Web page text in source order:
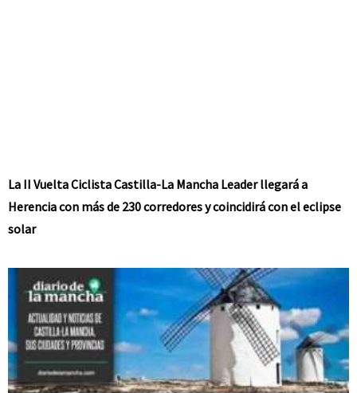
La II Vuelta Ciclista Castilla-La Mancha Leader llegará a
Herencia con más de 230 corredores y coincidirá con el eclipse
solar